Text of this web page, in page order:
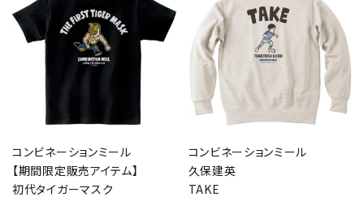
コンビネーションミール
【期間限定販売アイテム】
初代タイガーマスク
コンビネーションミール
久保建英
TAKE